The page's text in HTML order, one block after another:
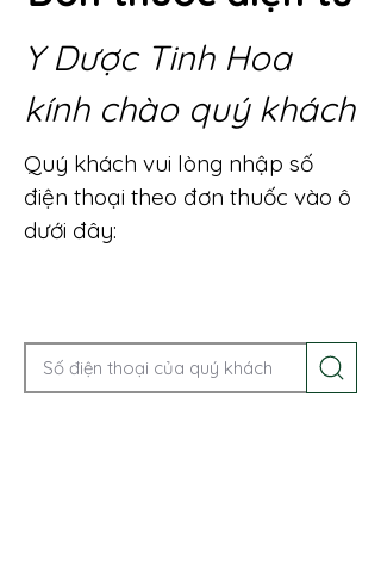
Y Dược Tinh Hoa
kính chào quý khách
Quý khách vui lòng nhập số
điện thoại theo đơn thuốc vào ô
dưới đây: